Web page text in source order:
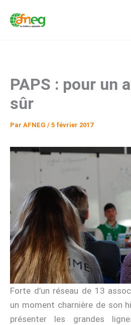
PAPS : pour un
sûr
Par AFNEG / 5 février 2017
Forte d’un réseau de 13
un moment charnière de son
présenter les grandes